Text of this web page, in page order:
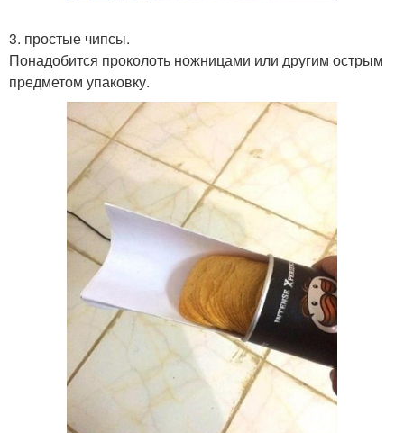
3. простые чипсы.
Понадобится проколоть ножницами или другим острым
предметом упаковку.